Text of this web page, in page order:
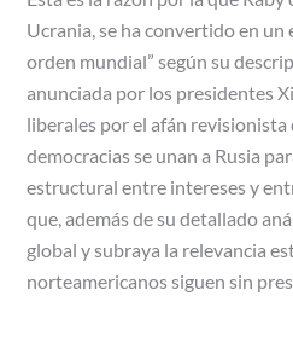
Ucrania, se ha convertido en
orden mundial” según su
anunciada por los presidentes
liberales por el afán revisionista
democracias se unan a Rusia
estructural entre intereses y
que, además de su detallado
global y subraya la relevancia
norteamericanos siguen sin